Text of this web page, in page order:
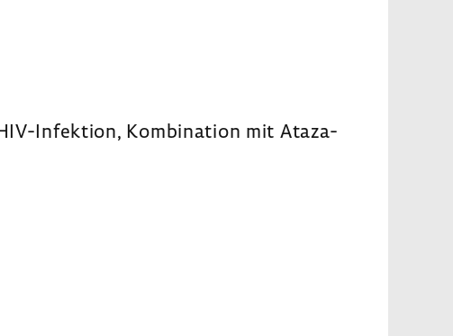
​Infektion, Kombi­na­tion mit Ataza­